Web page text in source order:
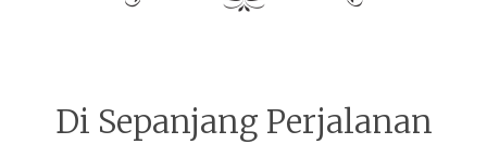
Di Sepanjang Perjalanan